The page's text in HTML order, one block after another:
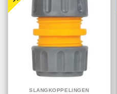
SLANGKOPPELINGEN